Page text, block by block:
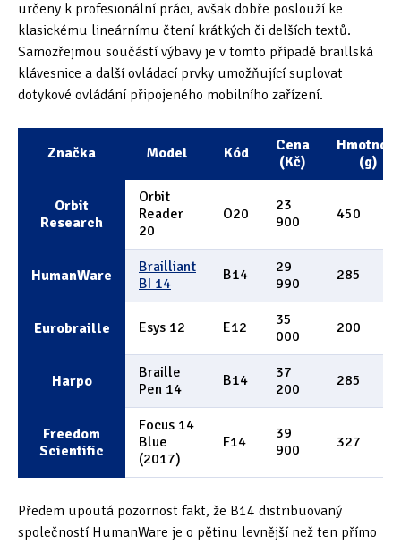
určeny k profesionální práci, avšak dobře poslouží ke
klasickému lineárnímu čtení krátkých či delších textů.
Samozřejmou součástí výbavy je v tomto případě braillská
klávesnice a další ovládací prvky umožňující suplovat
dotykové ovládání připojeného mobilního zařízení.
Značka Model Kód
Cena
(Kč)
Hmotnost
(g)
Orbit
Research
Orbit
Reader
20
O20
23
900
450
HumanWare
Brailliant
BI 14
B14
29
990
285
Eurobraille Esys 12 E12
35
000
200
Harpo
Braille
Pen 14
B14
37
200
285
Freedom
Scientific
Focus 14
Blue
(2017)
F14
39
900
327
Předem upoutá pozornost fakt, že B14 distribuovaný
společností HumanWare je o pětinu levnější než ten přímo